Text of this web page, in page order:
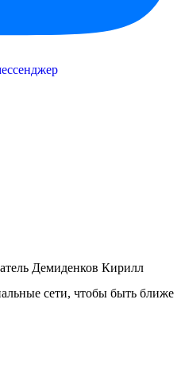
Демиденков Кирилл
сети, чтобы быть ближе